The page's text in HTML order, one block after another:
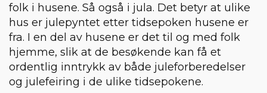
folk i husene. Så også i jula. Det betyr at ulike
hus er julepyntet etter tidsepoken husene er
fra. I en del av husene er det til og med folk
hjemme, slik at de besøkende kan få et
ordentlig inntrykk av både juleforberedelser
og julefeiring i de ulike tidsepokene.